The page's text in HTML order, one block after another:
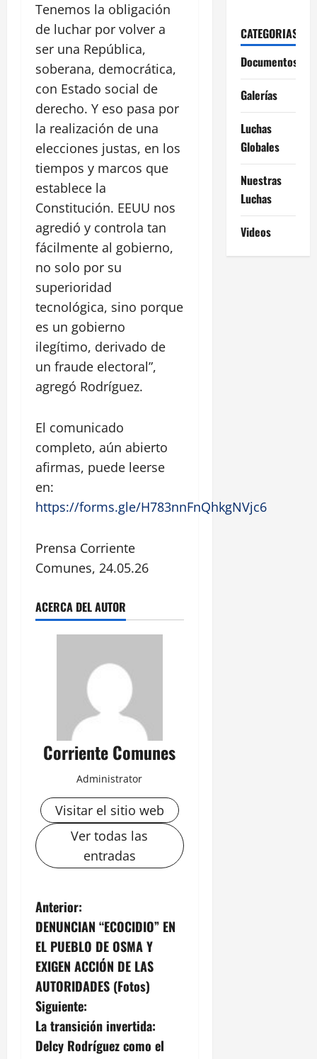
Tenemos la obligación
de luchar por volver a
ser una República,
soberana, democrática,
con Estado social de
derecho. Y eso pasa por
la realización de una
elecciones justas, en los
tiempos y marcos que
establece la
Constitución. EEUU nos
agredió y controla tan
fácilmente al gobierno,
no solo por su
superioridad
tecnológica, sino porque
es un gobierno
ilegítimo, derivado de
un fraude electoral”,
agregó Rodríguez.
El comunicado
completo, aún abierto
afirmas, puede leerse
en:
https://forms.gle/H783nnFnQhkgNVjc6
Prensa Corriente
Comunes, 24.05.26
ACERCA DEL AUTOR
Corriente Comunes
Administrator
Visitar el sitio web
Ver todas las
entradas
N
a
v
e
g
Anterior:
DENUNCIAN “ECOCIDIO” EN
EL PUEBLO DE OSMA Y
EXIGEN ACCIÓN DE LAS
AUTORIDADES (Fotos)
Siguiente:
La transición invertida:
Delcy Rodríguez como el
CATEGORIAS
Documentos
Galerías
Luchas
Globales
Nuestras
Luchas
Videos